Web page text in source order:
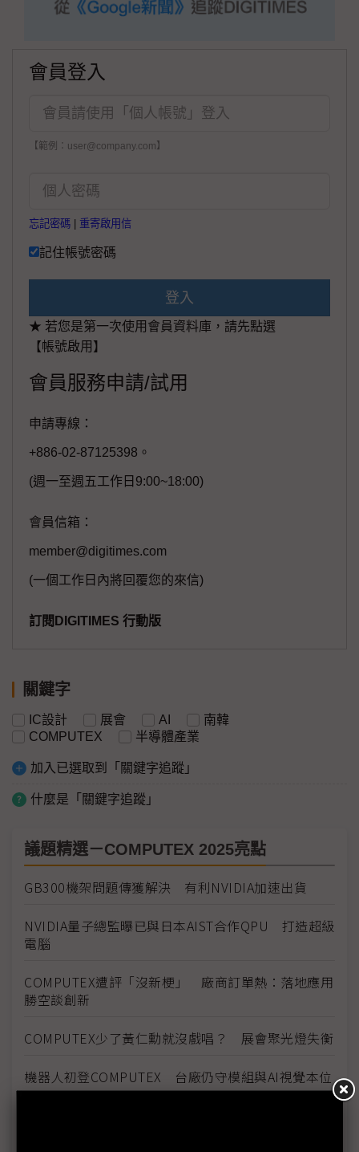
會員登入
【範例：user@company.com】
忘記密碼 重寄啟用信
記住帳號密碼
登入
★ 若您是第一次使用會員資料庫，請先點選
【帳號啟用】
會員服務申請/試用
申請專線：
+886-02-87125398。
(週一至週五工作日9:00~18:00)
會員信箱：
member@digitimes.com
(一個工作日內將回覆您的來信)
訂閱DIGITIMES 行動版
關鍵字
IC設計 展會 AI
南韓
COMPUTEX
半導體產業
加入已選取到「關鍵字追蹤」
什麼是「關鍵字追蹤」
議題精選－COMPUTEX 2025亮點
GB300機架問題傳獲解決 有利NVIDIA加速出貨
NVIDIA量子總監曝已與日本AIST合作QPU 打造超級
電腦
COMPUTEX遭評「沒新梗」 廠商訂單熱：落地應用
勝空談創新
COMPUTEX少了黃仁勳就沒戲唱？ 展會聚光燈失衡
機器人初登COMPUTEX 台廠仍守模組與AI視覺本位